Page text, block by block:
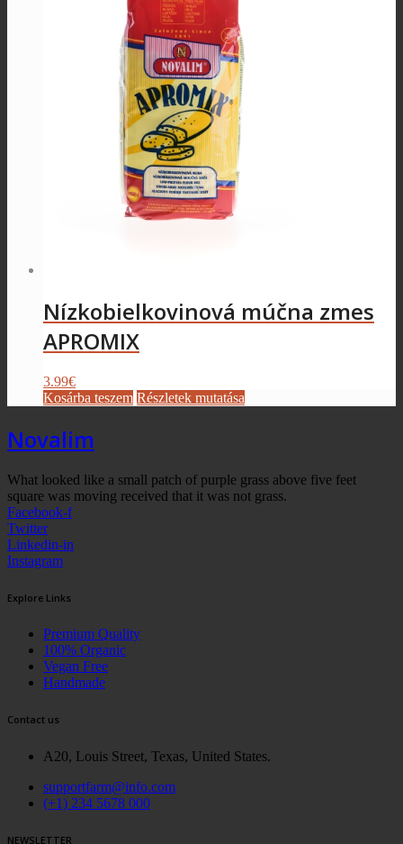
Nízkobielkovinová múčna zmes
APROMIX
3.99€
Kosárba teszem Részletek mutatása
Novalim
What looked like a small patch of purple grass above five feet
square was moving received that it was not grass.
Facebook-f
Twitter
Linkedin-in
Instagram
Explore Links
Premium Quality
100% Organic
Vegan Free
Handmade
Contact us
A20, Louis Street, Texas, United States.
supportfarm@info.com
(+1) 234 5678 000
NEWSLETTER